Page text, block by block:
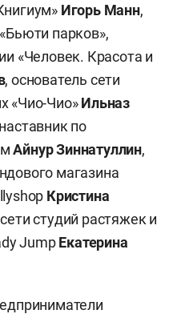
Игорь Манн,
парков»,
«Человек. Красота и
, основатель сети
«Чио-Чио»Ильназ
по
Айнур Зиннатуллин,
магазина
Кристина
студий растяжек и
JumpЕкатерина